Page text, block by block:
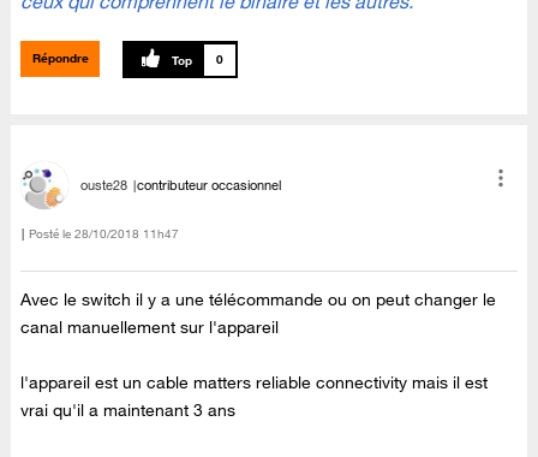
Répondre 0
ouste28 contributeur occasionnel
Posté le ‎28/10/2018 11h47
Avec le switch il y a une télécommande ou on peut changer le
canal manuellement sur l'appareil
l'appareil est un cable matters reliable connectivity mais il est
vrai qu'il a maintenant 3 ans